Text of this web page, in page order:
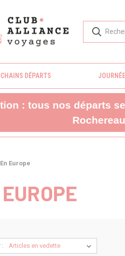
DÉPARTS
: tous nos départs
En Europe
: